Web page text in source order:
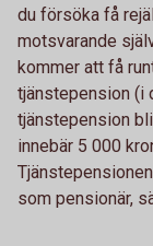
du försöka få
motsvarande
kommer att få
tjänstepension (i
tjänstepension
innebär 5 000
som pensionär,